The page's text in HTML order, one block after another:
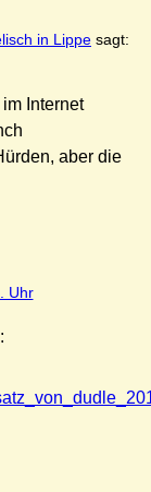
in Lippe sagt:
Internet
aber die
Uhr